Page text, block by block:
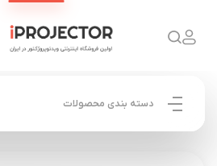
دسته بندی محصولات